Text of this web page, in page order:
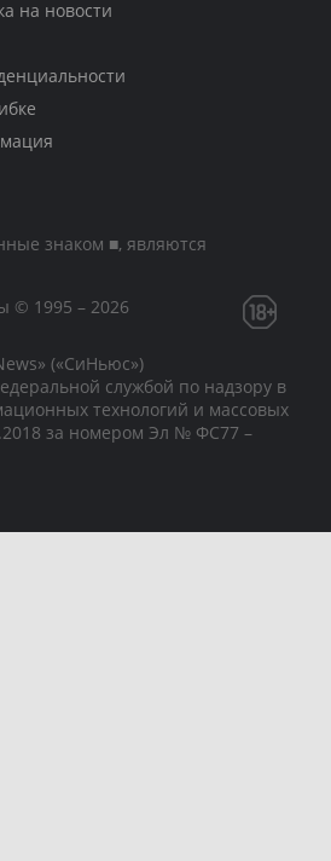
на новости
знаком ■, являются
© 1995 – 2026
(«СиНьюс»)
службой по надзору в
технологий и массовых
за номером Эл № ФС77 –